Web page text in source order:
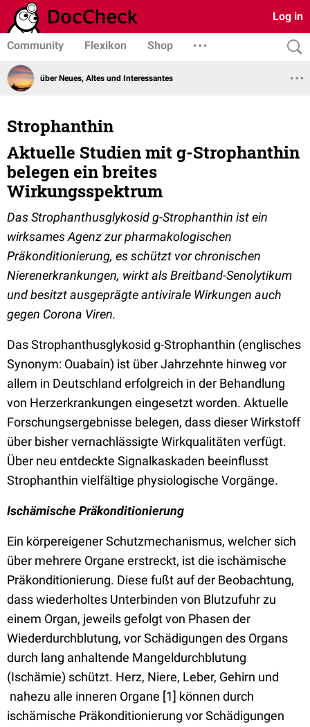
Log in
Community Flexikon Shop
über Neues, Altes und Interessantes
Strophanthin
Aktuelle Studien mit g-Strophanthin
belegen ein breites
Wirkungsspektrum
Das Strophanthusglykosid g-Strophanthin ist ein
wirksames Agenz zur pharmakologischen
Präkonditionierung, es schützt vor chronischen
Nierenerkrankungen, wirkt als Breitband-Senolytikum
und besitzt ausgeprägte antivirale Wirkungen auch
gegen Corona Viren.
Das Strophanthusglykosid g-Strophanthin (englisches
Synonym: Ouabain) ist über Jahrzehnte hinweg vor
allem in Deutschland erfolgreich in der Behandlung
von Herzerkrankungen eingesetzt worden. Aktuelle
Forschungsergebnisse belegen, dass dieser Wirkstoff
über bisher vernachlässigte Wirkqualitäten verfügt.
Über neu entdeckte Signalkaskaden beeinflusst
Strophanthin vielfältige physiologische Vorgänge.
Ischämische Präkonditionierung
Ein körpereigener Schutzmechanismus, welcher sich
über mehrere Organe erstreckt, ist die ischämische
Präkonditionierung. Diese fußt auf der Beobachtung,
dass wiederholtes Unterbinden von Blutzufuhr zu
einem Organ, jeweils gefolgt von Phasen der
Wiederdurchblutung, vor Schädigungen des Organs
durch lang anhaltende Mangeldurchblutung
(Ischämie) schützt. Herz, Niere, Leber, Gehirn und
nahezu alle inneren Organe [1] können durch
ischämische Präkonditionierung vor Schädigungen